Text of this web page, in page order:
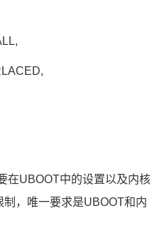
在UBOOT中的设置以及内核
，唯一要求是UBOOT和内